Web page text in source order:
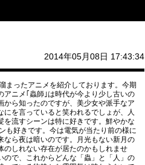
2014年05月08日 17:43:34
ったアニメを紹介しております。今期
ニメ｢蟲師｣は時代が今より少し古いの
ら知ったのですが、美少女や派手なア
を言っていると笑われるでしょが、人
流すシーンは特に好きです。鮮やかな
好きです。今は電気が当たり前の様に
ら夜は暗いのです。月光もない新月の
のしれない存在が居たのかもしれませ
ので、これからどんな「蟲」と「人」の